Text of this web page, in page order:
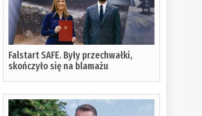
Falstart SAFE. Były przechwałki,
skończyło się na blamażu